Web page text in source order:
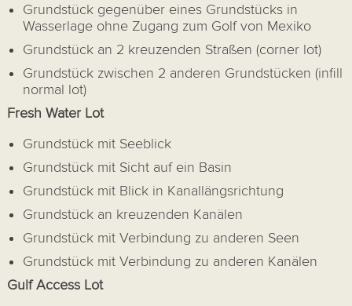
Grundstück gegenüber eines Grundstücks in
Wasserlage ohne Zugang zum Golf von Mexiko
Grundstück an 2 kreuzenden Straßen (corner lot)
Grundstück zwischen 2 anderen Grundstücken (infill
normal lot)
Fresh Water Lot
Grundstück mit Seeblick
Grundstück mit Sicht auf ein Basin
Grundstück mit Blick in Kanallängsrichtung
Grundstück an kreuzenden Kanälen
Grundstück mit Verbindung zu anderen Seen
Grundstück mit Verbindung zu anderen Kanälen
Gulf Access Lot